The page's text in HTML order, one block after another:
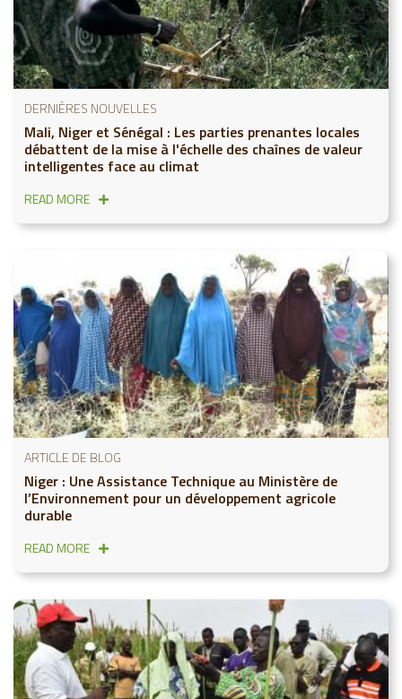
DERNIÈRES NOUVELLES
Mali, Niger et Sénégal : Les parties prenantes locales
débattent de la mise à l'échelle des chaînes de valeur
intelligentes face au climat
READ MORE
ARTICLE DE BLOG
Niger : Une Assistance Technique au Ministère de
l’Environnement pour un développement agricole
durable
READ MORE